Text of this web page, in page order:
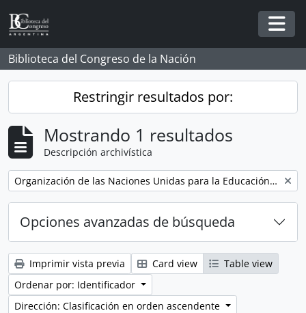
Skip to main content
Biblioteca del Congreso de la Nación
Restringir resultados por:
Mostrando 1 resultados
Descripción archivística
Remove filter: Organización de las Naciones Unidas para la Educación, la Ciencia y la Cultura - UNESCO
Opciones avanzadas de búsqueda
Imprimir vista previa Card view
Table view
Ordenar por: Identificador
Dirección: Clasificación en orden ascendente